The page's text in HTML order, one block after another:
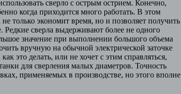
сверло с острым острием. Конечно,
когда приходится много работать. В этом
только экономит время, но и позволяет получить
сверла выдерживают более не одного
значение при выполнении большого объема
вручную на обычной электрической заточке
это делать, или не хочет с этим справляться,
для сверления малых диаметров. Точность
применяемых в производстве, но этого вполне